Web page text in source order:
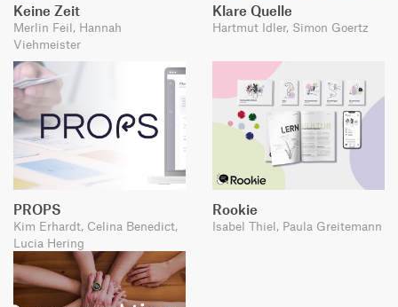
Keine Zeit
Merlin Feil, Hannah
Viehmeister
Klare Quelle
Hartmut Idler, Simon Goertz
PROPS
Kim Erhardt, Celina Benedict,
Lucia Hering
Rookie
Isabel Thiel, Paula Greitemann